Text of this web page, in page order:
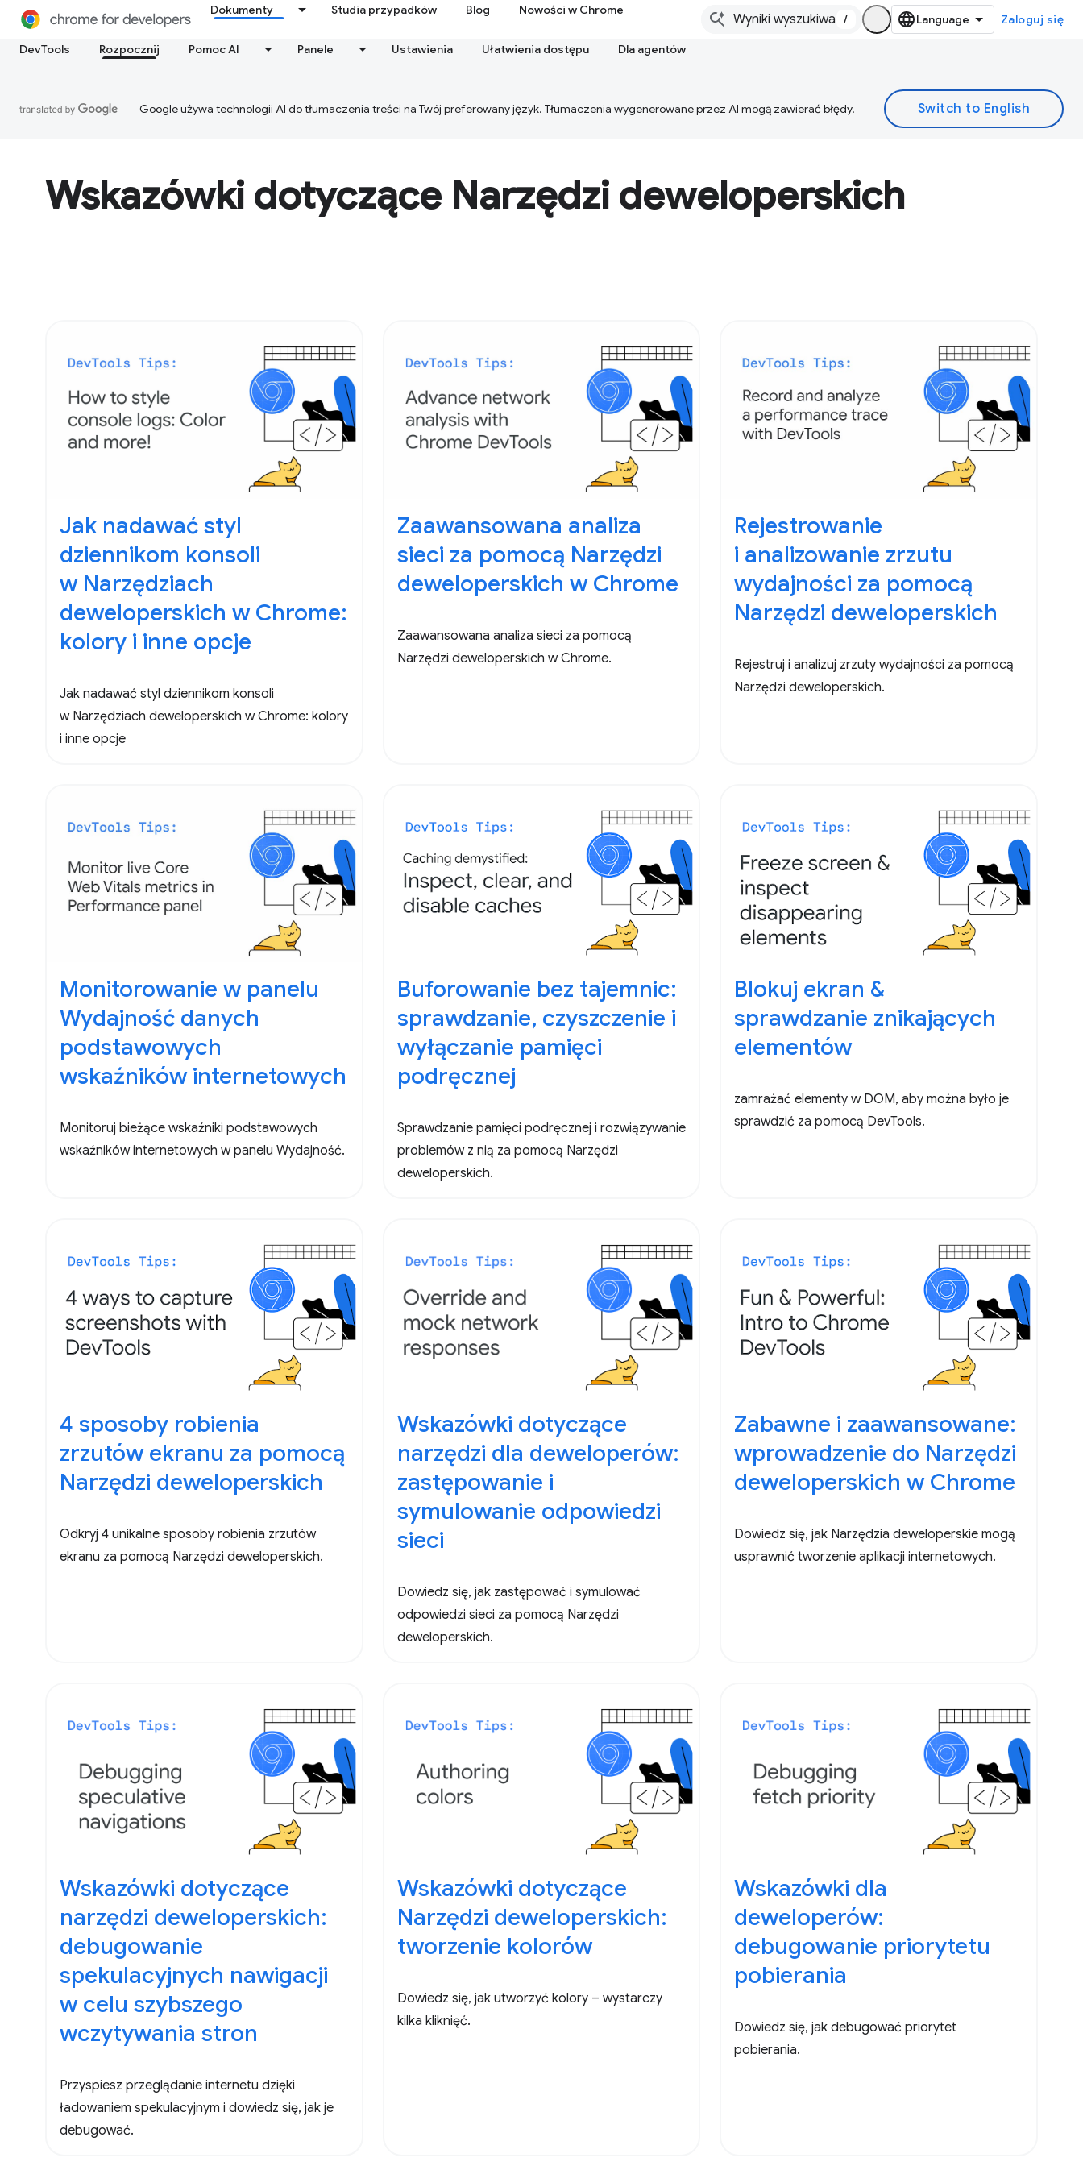
Dokumenty Studia przypadków Blog Nowości w Chrome
/ Zaloguj się
DevTools Rozpocznij Pomoc AI Panele Ustawienia Ułatwienia dostępu Dla agentów
Google używa technologii AI do tłumaczenia treści na Twój preferowany język. Tłumaczenia wygenerowane przez AI mogą zawierać błędy.
Wskazówki dotyczące Narzędzi deweloperskich
Jak nadawać styl
dziennikom konsoli
w Narzędziach
deweloperskich w Chrome:
kolory i inne opcje
Jak nadawać styl dziennikom konsoli
w Narzędziach deweloperskich w Chrome: kolory
i inne opcje
Zaawansowana analiza
sieci za pomocą Narzędzi
deweloperskich w Chrome
Zaawansowana analiza sieci za pomocą
Narzędzi deweloperskich w Chrome.
Rejestrowanie
i analizowanie zrzutu
wydajności za pomocą
Narzędzi deweloperskich
Rejestruj i analizuj zrzuty wydajności za pomocą
Narzędzi deweloperskich.
Monitorowanie w panelu
Wydajność danych
podstawowych
wskaźników internetowych
Monitoruj bieżące wskaźniki podstawowych
wskaźników internetowych w panelu Wydajność.
Buforowanie bez tajemnic:
sprawdzanie, czyszczenie i
wyłączanie pamięci
podręcznej
Sprawdzanie pamięci podręcznej i rozwiązywanie
problemów z nią za pomocą Narzędzi
deweloperskich.
Blokuj ekran &
sprawdzanie znikających
elementów
zamrażać elementy w DOM, aby można było je
sprawdzić za pomocą DevTools.
4 sposoby robienia
zrzutów ekranu za pomocą
Narzędzi deweloperskich
Odkryj 4 unikalne sposoby robienia zrzutów
ekranu za pomocą Narzędzi deweloperskich.
Wskazówki dotyczące
narzędzi dla deweloperów:
zastępowanie i
symulowanie odpowiedzi
sieci
Dowiedz się, jak zastępować i symulować
odpowiedzi sieci za pomocą Narzędzi
deweloperskich.
Zabawne i zaawansowane:
wprowadzenie do Narzędzi
deweloperskich w Chrome
Dowiedz się, jak Narzędzia deweloperskie mogą
usprawnić tworzenie aplikacji internetowych.
Wskazówki dotyczące
narzędzi deweloperskich:
debugowanie
spekulacyjnych nawigacji
w celu szybszego
wczytywania stron
Przyspiesz przeglądanie internetu dzięki
ładowaniem spekulacyjnym i dowiedz się, jak je
debugować.
Wskazówki dotyczące
Narzędzi deweloperskich:
tworzenie kolorów
Dowiedz się, jak utworzyć kolory – wystarczy
kilka kliknięć.
Wskazówki dla
deweloperów:
debugowanie priorytetu
pobierania
Dowiedz się, jak debugować priorytet
pobierania.